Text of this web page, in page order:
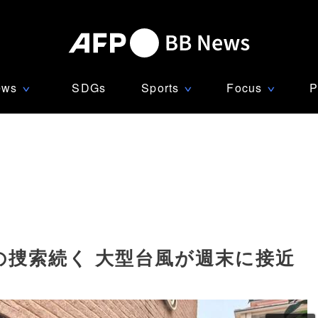
∨ SDGs Sports ∨ Focus ∨
索続く 大型台風が週末に接近